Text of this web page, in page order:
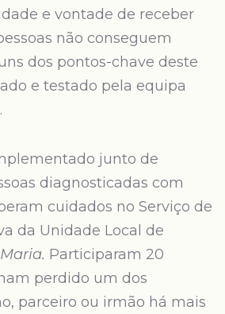
e vontade de receber
não conseguem
dos pontos-chave deste
e testado pela equipa
junto de
diagnosticadas com
cuidados no Serviço de
da Unidade Local de
Participaram 20
perdido um dos
parceiro ou irmão há mais